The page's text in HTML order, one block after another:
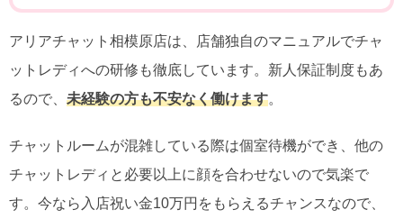
アリアチャット相模原店は、店舗独自のマニュアルでチャ
ットレディへの研修も徹底しています。新人保証制度もあ
るので、 未経験の方も不安なく働けます。
チャットルームが混雑している際は個室待機ができ、他の
チャットレディと必要以上に顔を合わせないので気楽で
す。今なら入店祝い金10万円をもらえるチャンスなので、